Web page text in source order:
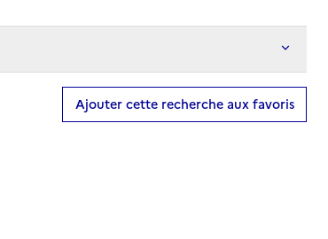
Ajouter cette recherche aux favoris